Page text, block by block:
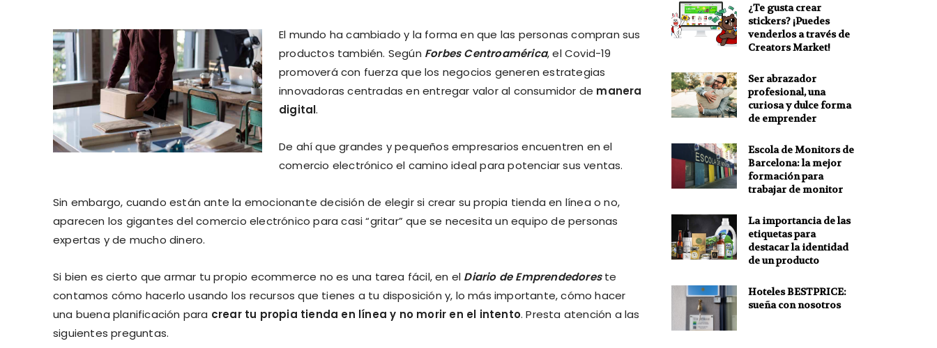
El mundo ha cambiado y la forma en que las personas compran sus
productos también. Según Forbes Centroamérica, el Covid-19
promoverá con fuerza que los negocios generen estrategias
innovadoras centradas en entregar valor al consumidor de manera
digital.
De ahí que grandes y pequeños empresarios encuentren en el
comercio electrónico el camino ideal para potenciar sus ventas.
Sin embargo, cuando están ante la emocionante decisión de elegir si crear su propia tienda en línea o no,
aparecen los gigantes del comercio electrónico para casi “gritar” que se necesita un equipo de personas
expertas y de mucho dinero.
Si bien es cierto que armar tu propio ecommerce no es una tarea fácil, en el Diario de Emprendedoreste
contamos cómo hacerlo usando los recursos que tienes a tu disposición y, lo más importante, cómo hacer
una buena planificación para crear tu propia tienda en línea y no morir en el intento. Presta atención a las
siguientes preguntas.
¿Te gusta crear
stickers? ¡Puedes
venderlos a través de
Creators Market!
Ser abrazador
profesional, una
curiosa y dulce forma
de emprender
Escola de Monitors de
Barcelona: la mejor
formación para
trabajar de monitor
La importancia de las
etiquetas para
destacar la identidad
de un producto
Hoteles BESTPRICE:
sueña con nosotros